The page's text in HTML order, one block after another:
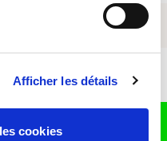
Afficher les détails
cookies
sur